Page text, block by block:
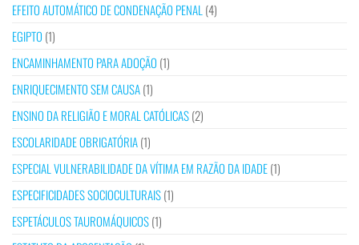
EFEITO AUTOMÁTICO DE CONDENAÇÃO PENAL (4)
EGIPTO (1)
ENCAMINHAMENTO PARA ADOÇÃO (1)
ENRIQUECIMENTO SEM CAUSA(1)
ENSINO DA RELIGIÃO E MORAL CATÓLICAS(2)
ESCOLARIDADE OBRIGATÓRIA(1)
ESPECIAL VULNERABILIDADE DA VÍTIMA EM RAZÃO DA IDADE(1)
ESPECIFICIDADES SOCIOCULTURAIS(1)
ESPETÁCULOS TAUROMÁQUICOS(1)